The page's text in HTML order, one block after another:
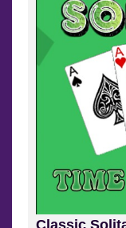
Classic